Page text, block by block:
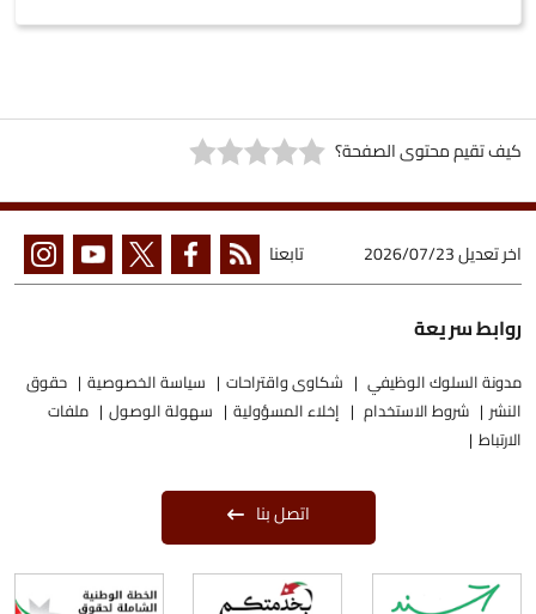
كيف تقيم محتوى الصفحة؟
اخر تعديل2026/07/23 تابعنا
روابط سريعة
مدونة السلوك الوظيفي شكاوى واقتراحات سياسة الخصوصية
حقوق
النشر
شروط الاستخدام إخلاء المسؤولية سهولة الوصول
ملفات
الارتباط
اتصل بنا